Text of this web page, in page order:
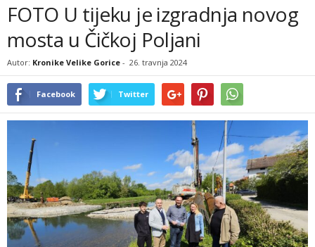
FOTO U tijeku je izgradnja novog
mosta u Čičkoj Poljani
Autor: Kronike Velike Gorice - 26. travnja 2024
Facebook Twitter